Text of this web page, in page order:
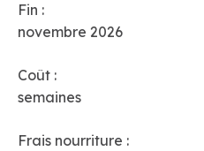
Fin :
novembre 2026
Coût :
semaines
Frais